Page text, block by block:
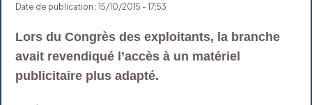
Date de publication : 15/10/2015 - 17:53
Lors du Congrès des exploitants, la branche
avait revendiqué l’accès à un matériel
publicitaire plus adapté.